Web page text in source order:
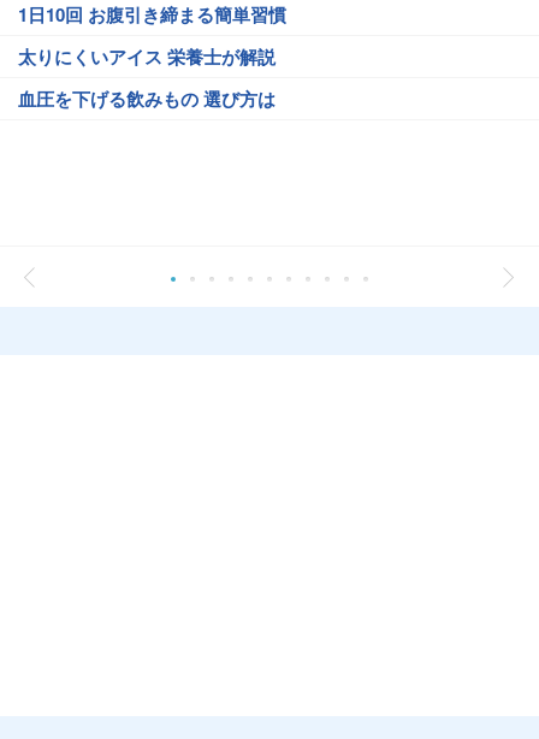
1日10回 お腹引き締まる簡単習慣
太りにくいアイス 栄養士が解説
血圧を下げる飲みもの 選び方は